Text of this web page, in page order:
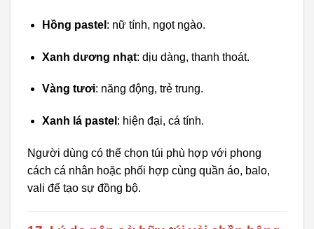
Hồng pastel : nữ tính, ngọt ngào.
Xanh dương nhạt: dịu dàng, thanh thoát.
Vàng tươi: năng động, trẻ trung.
Xanh lá pastel : hiện đại, cá tính.
Người dùng có thể chọn túi phù hợp với phong
cách cá nhân hoặc phối hợp cùng quần áo, balo,
vali để tạo sự đồng bộ.